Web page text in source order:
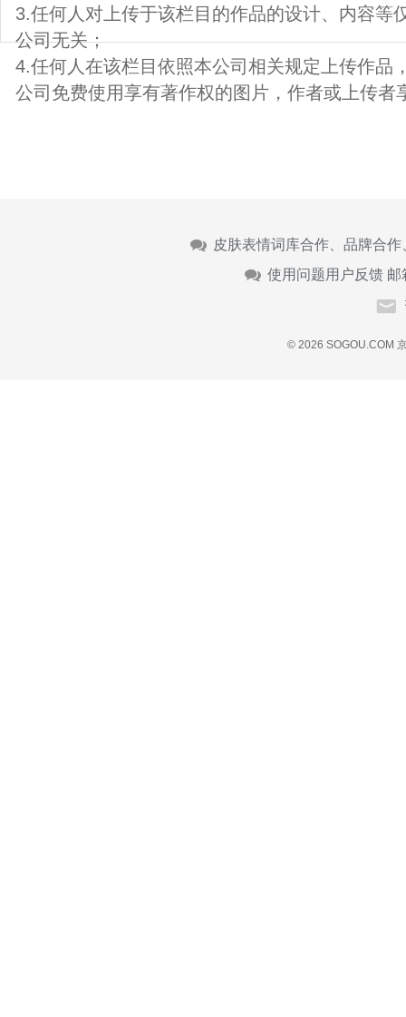
3.任何人对上传于该栏目的作品的设计、内容等
公司无关；
4.任何人在该栏目依照本公司相关规定上传作品
公司免费使用享有著作权的图片，作者或上传者
皮肤表情词库合作、品牌合
使用问题用户反馈 邮
© 2026 SOGOU.COM